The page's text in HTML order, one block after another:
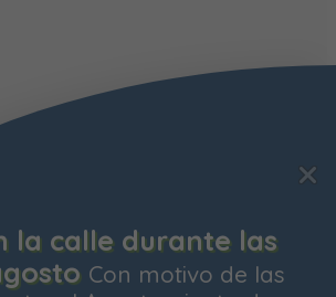
la calle durante las
Con motivo de las